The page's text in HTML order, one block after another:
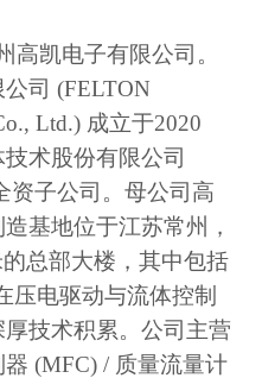
高凯电子有限公司。
司 (FELTON
Ltd.) 成立于2020
术股份有限公司
资子公司。母公司高
基地位于江苏常州，
总部大楼，其中包括
压电驱动与流体控制
技术积累。公司主营
(MFC) / 质量流量计